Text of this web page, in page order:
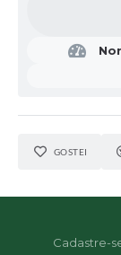
GOSTEI
Cadastre-